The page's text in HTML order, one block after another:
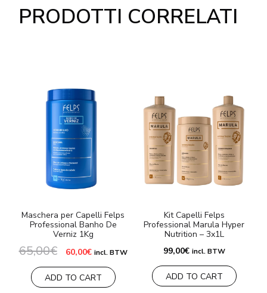
PRODOTTI CORRELATI
Maschera per Capelli Felps
Professional Banho De
Verniz 1Kg
65,00€ Il
prezzo
originale
era:
65,00€.
60,00€Il
attuale
è:
60,00€.
incl. BTW
ADD TO CART
Kit Capelli Felps
Professional Marula Hyper
Nutrition – 3x1L
99,00€ incl. BTW
ADD TO CART